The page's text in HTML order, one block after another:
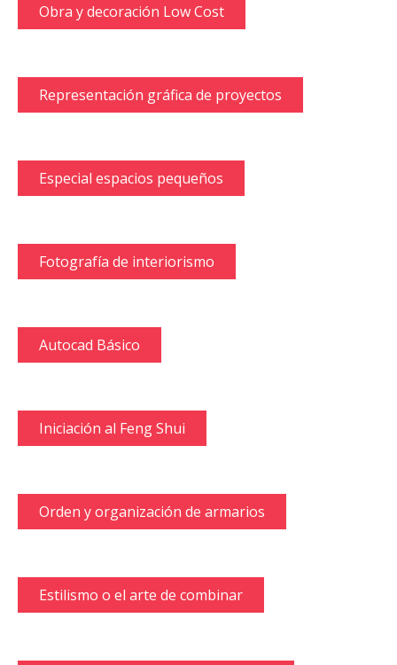
Obra y decoración Low Cost
Representación gráfica de proyectos
Especial espacios pequeños
Fotografía de interiorismo
Autocad Básico
Iniciación al Feng Shui
Orden y organización de armarios
Estilismo o el arte de combinar